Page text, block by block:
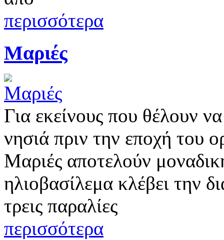
περισσότερα
Μαριές
Για εκείνους που θέλουν
νησιά πριν την εποχή του
Μαριές αποτελούν
ηλιοβασίλεμα κλέβει την
τρεις παραλίες
περισσότερα